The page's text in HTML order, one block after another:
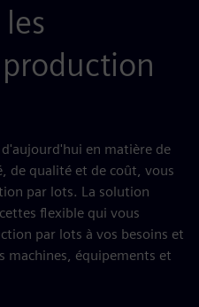
en matière de
de qualité et de coût, vous
par lots. La solution
flexible qui vous
par lots à vos besoins et
machines, équipements et